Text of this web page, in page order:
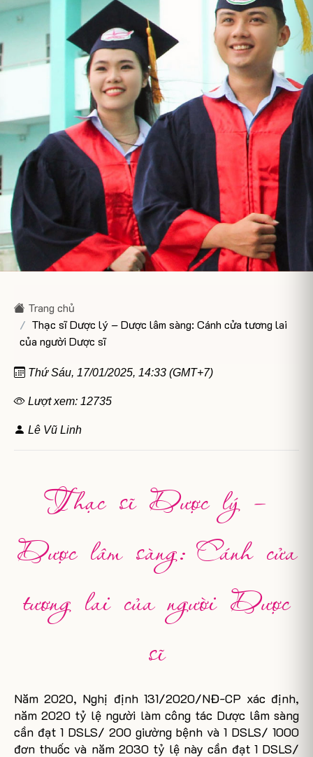
Trang chủ
Thạc sĩ Dược lý – Dược lâm sàng: Cánh cửa tương lai
của người Dược sĩ
Thứ Sáu, 17/01/2025, 14:33 (GMT+7)
Lượt xem: 12735
Lê Vũ Linh
Thạc sĩ Dược lý –
Dược lâm sàng: Cánh cửa
tương lai của người Dược
sĩ
Năm 2020, Nghị định 131/2020/NĐ-CP xác định,
năm 2020 tỷ lệ người làm công tác Dược lâm sàng
cần đạt 1 DSLS/ 200 giường bệnh và 1 DSLS/ 1000
đơn thuốc và năm 2030 tỷ lệ này cần đạt 1 DSLS/